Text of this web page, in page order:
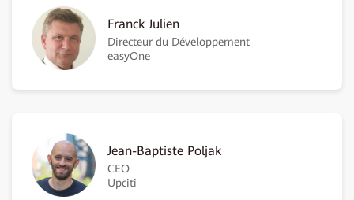
Franck Julien
Directeur du Développement
easyOne
Jean-Baptiste Poljak
CEO
Upciti